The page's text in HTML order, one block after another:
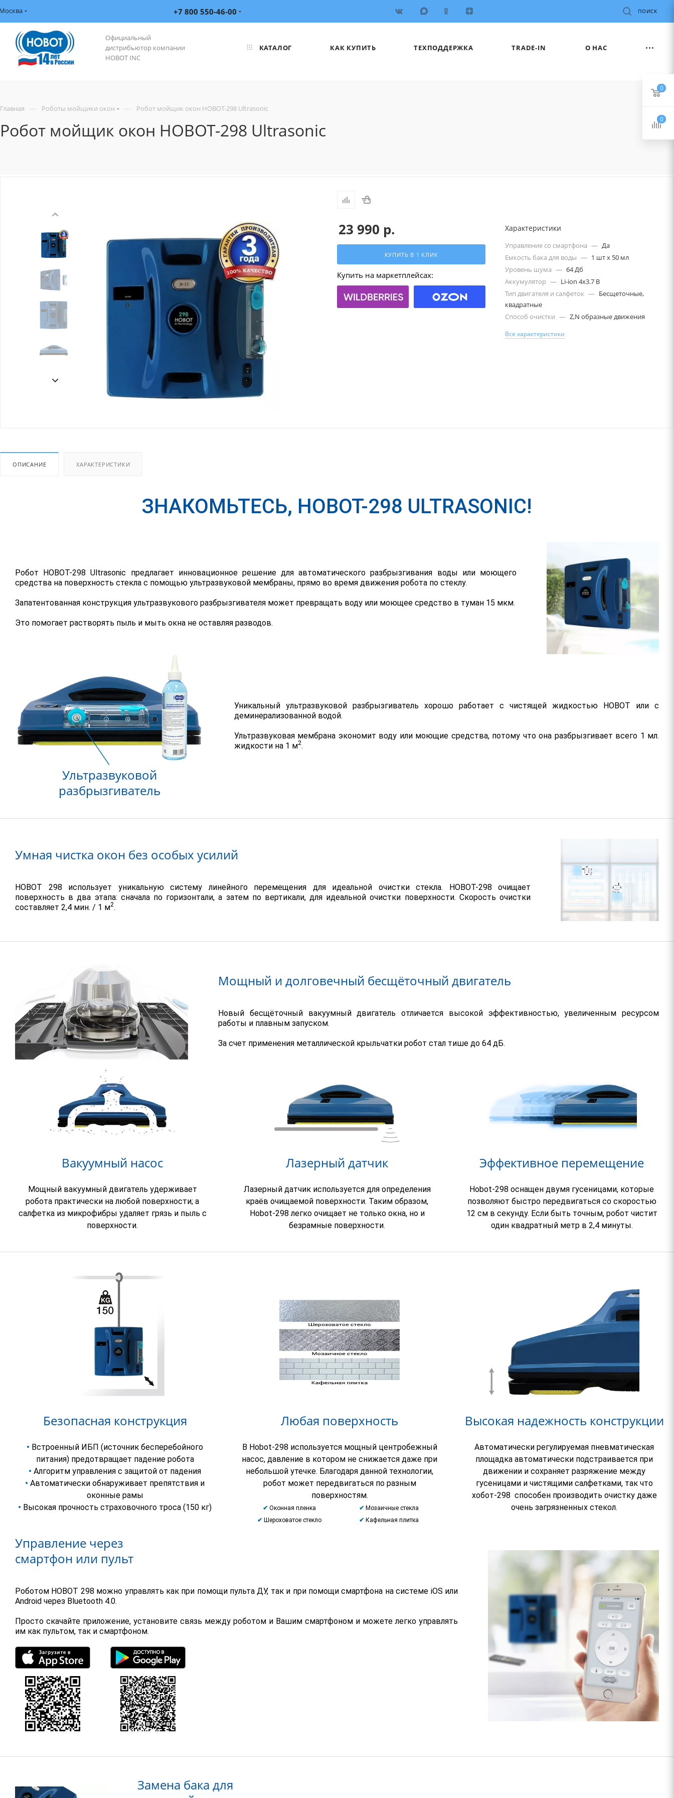
+7 800 550-46-00 ПОИСК
Официальный
дистрибьютор компании
HOBOT INC
КАТАЛОГ КАК КУПИТЬ ТЕХПОДДЕРЖКА TRADE-IN О НАС
Главная — Роботы мойщики окон — Робот мойщик окон HOBOT-298 Ultrasonic
Робот мойщик окон HOBOT-298 Ultrasonic
23 990 р.
КУПИТЬ В 1 КЛИК
Купить на маркетплейсах:
Характеристики
Управление со смартфона — Да
Емкость бака для воды — 1 шт х 50 мл
Уровень шума — 64 Дб
Аккумулятор — Li-ion 4х3.7 В
Тип двигателя и салфеток — Бесщеточные,
квадратные
Способ очистки — Z,N образные движения
Все характеристики
ОПИСАНИЕ ХАРАКТЕРИСТИКИ
ЗНАКОМЬТЕСЬ, HOBOT-298 ULTRASONIC!
Робот HOBOT-298 Ultrasonic предлагает инновационное решение для автоматического разбрызгивания воды или моющего
средства на поверхность стекла с помощью ультразвуковой мембраны, прямо во время движения робота по стеклу.
Запатентованная конструкция ультразвукового разбрызгивателя может превращать воду или моющее средство в туман 15 мкм.
Это помогает растворять пыль и мыть окна не оставляя разводов.
Ультразвуковой
разбрызгиватель
Уникальный ультразвуковой разбрызгиватель хорошо работает с чистящей жидкостью HOBOT или с
деминерализованной водой.
Ультразвуковая мембрана экономит воду или моющие средства, потому что она разбрызгивает всего 1 мл.
жидкости на 1 м2.
Умная чистка окон без особых усилий
HOBOT 298 использует уникальную систему линейного перемещения для идеальной очистки стекла. HOBOT-298 очищает
поверхность в два этапа: сначала по горизонтали, а затем по вертикали, для идеальной очистки поверхности. Скорость очистки
составляет 2,4 мин. / 1 м2.
Мощный и долговечный бесщёточный двигатель
Новый бесщёточный вакуумный двигатель отличается высокой эффективностью, увеличенным ресурсом
работы и плавным запуском.
За счет применения металлической крыльчатки робот стал тише до 64 дБ.
Вакуумный насос
Мощный вакуумный двигатель удерживает
робота практически на любой поверхности; а
салфетка из микрофибры удаляет грязь и пыль с
поверхности.
Лазерный датчик
Лазерный датчик используется для определения
краёв очищаемой поверхности. Таким образом,
Hobot-298 легко очищает не только окна, но и
безрамные поверхности.
Эффективное перемещение
Hobot-298 оснащен двумя гусеницами, которые
позволяют быстро передвигаться со скоростью
12 см в секунду. Если быть точным, робот чистит
один квадратный метр в 2,4 минуты.
Безопасная конструкция
• Встроенный ИБП (источник бесперебойного
питания) предотвращает падение робота
• Алгоритм управления с защитой от падения
• Автоматически обнаруживает препятствия и
оконные рамы
• Высокая прочность страховочного троса (150 кг)
Любая поверхность
В Hobot-298 используется мощный центробежный
насос, давление в котором не снижается даже при
небольшой утечке. Благодаря данной технологии,
робот может передвигаться по разным
поверхностям.
✔ Оконная пленка
✔ Шероховатое стекло
✔ Мозаичные стекла
✔ Кафельная плитка
Высокая надежность конструкции
Автоматически регулируемая пневматическая
площадка автоматически подстраивается при
движении и сохраняет разряжение между
гусеницами и чистящими салфетками, так что
хобот-298 способен производить очистку даже
очень загрязненных стекол.
Управление через
смартфон или пульт
Роботом HOBOT 298 можно управлять как при помощи пульта ДУ, так и при помощи смартфона на системе iOS или
Android через Bluetooth 4.0.
Просто скачайте приложение, установите связь между роботом и Вашим смартфоном и можете легко управлять
им как пультом, так и смартфоном.
Замена бака для
0
0